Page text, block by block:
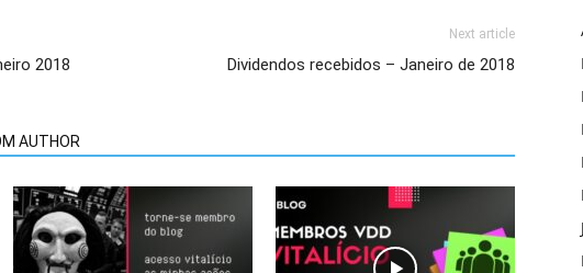
2018
Next article
Dividendos recebidos – Janeiro de 2018
AUTHOR